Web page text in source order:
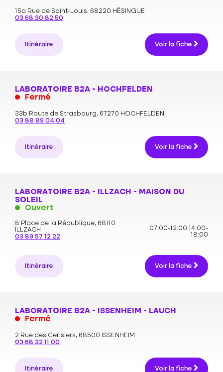
15a Rue de Saint-Louis, 68220 HÉSINGUE
03 68 30 82 50
Itinéraire Voir la fiche
LABORATOIRE B2A - HOCHFELDEN
Fermé
33b Route de Strasbourg, 67270 HOCHFELDEN
03 88 89 04 04
Itinéraire Voir la fiche
LABORATOIRE B2A - ILLZACH - MAISON DU
SOLEIL
Ouvert
8 Place de la République, 68110
ILLZACH
03 89 57 12 22
07:00-12:00
14:00-
18:00
Itinéraire Voir la fiche
LABORATOIRE B2A - ISSENHEIM - LAUCH
Fermé
2 Rue des Cerisiers, 68500 ISSENHEIM
03 68 32 11 00
Itinéraire Voir la fiche